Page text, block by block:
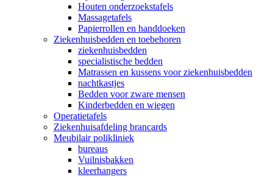
Houten onderzoekstafels
Massagetafels
Papierrollen en handdoeken
Ziekenhuisbedden en toebehoren
ziekenhuisbedden
specialistische bedden
Matrassen en kussens voor ziekenhuisbedden
nachtkastjes
Bedden voor zware mensen
Kinderbedden en wiegen
Operatietafels
Ziekenhuisafdeling brancards
Meubilair polikliniek
bureaus
Vuilnisbakken
kleerhangers